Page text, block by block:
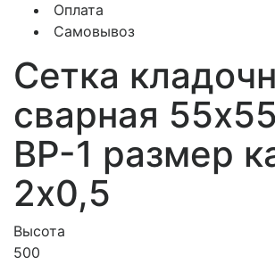
Оплата
Самовывоз
Сетка
сварная
ВР-1 размер
2х0,5
Высота
500